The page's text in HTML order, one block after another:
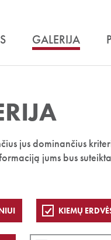
GALERIJA
jus dominančius
jums bus
KIEMŲ